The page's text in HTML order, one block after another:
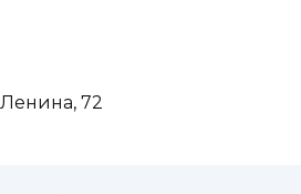
72